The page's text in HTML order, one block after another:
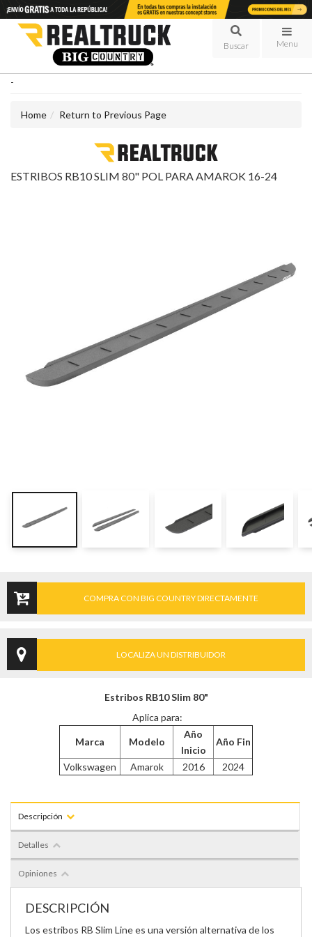
Menu
-
Home Return to Previous Page
ESTRIBOS RB10 SLIM 80" POL PARA AMAROK 16-24
COMPRA CON BIG COUNTRY DIRECTAMENTE
LOCALIZA UN DISTRIBUIDOR
Estribos RB10 Slim 80"
Aplica para:
Marca Modelo
Año
Inicio
Año Fin
Volkswagen Amarok 2016 2024
Descripción
Detalles
Opiniones
DESCRIPCIÓN
Los estribos RB Slim Line es una versión alternativa de los